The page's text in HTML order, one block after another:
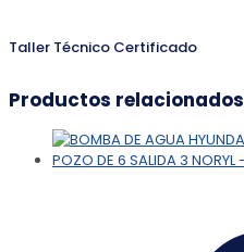
Taller Técnico Certificado
Productos relacionados